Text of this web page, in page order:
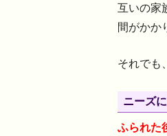
互いの家
間がかか
それでも、
ニーズ
ふられた